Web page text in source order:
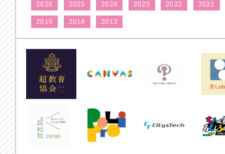
2026 2025 2024 2023 2022 2021
2015 2014 2013